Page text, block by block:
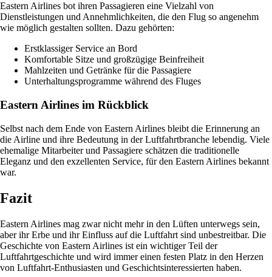
Eastern Airlines bot ihren Passagieren eine Vielzahl von
Dienstleistungen und Annehmlichkeiten, die den Flug so angenehm
wie möglich gestalten sollten. Dazu gehörten:
Erstklassiger Service an Bord
Komfortable Sitze und großzügige Beinfreiheit
Mahlzeiten und Getränke für die Passagiere
Unterhaltungsprogramme während des Fluges
Eastern Airlines im Rückblick
Selbst nach dem Ende von Eastern Airlines bleibt die Erinnerung an
die Airline und ihre Bedeutung in der Luftfahrtbranche lebendig. Viele
ehemalige Mitarbeiter und Passagiere schätzen die traditionelle
Eleganz und den exzellenten Service, für den Eastern Airlines bekannt
war.
Fazit
Eastern Airlines mag zwar nicht mehr in den Lüften unterwegs sein,
aber ihr Erbe und ihr Einfluss auf die Luftfahrt sind unbestreitbar. Die
Geschichte von Eastern Airlines ist ein wichtiger Teil der
Luftfahrtgeschichte und wird immer einen festen Platz in den Herzen
von Luftfahrt-Enthusiasten und Geschichtsinteressierten haben.